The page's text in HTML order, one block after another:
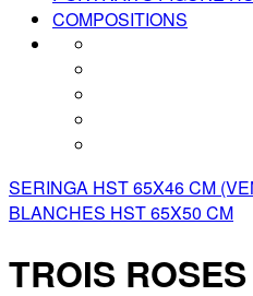
COMPOSITIONS
SERINGA HST 65X46 CM
BLANCHES HST 65X50 CM
TROIS